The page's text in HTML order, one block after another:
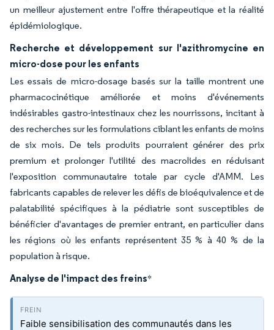
un meilleur ajustement entre l'offre thérapeutique et la réalité
épidémiologique.
Recherche et développement sur l'azithromycine en
micro-dose pour les enfants
Les essais de micro-dosage basés sur la taille montrent une
pharmacocinétique améliorée et moins d'événements
indésirables gastro-intestinaux chez les nourrissons, incitant à
des recherches sur les formulations ciblant les enfants de moins
de six mois. De tels produits pourraient générer des prix
premium et prolonger l'utilité des macrolides en réduisant
l'exposition communautaire totale par cycle d'AMM. Les
fabricants capables de relever les défis de bioéquivalence et de
palatabilité spécifiques à la pédiatrie sont susceptibles de
bénéficier d'avantages de premier entrant, en particulier dans
les régions où les enfants représentent 35 % à 40 % de la
population à risque.
Analyse de l'impact des freins*
Faible sensibilisation des communautés dans les